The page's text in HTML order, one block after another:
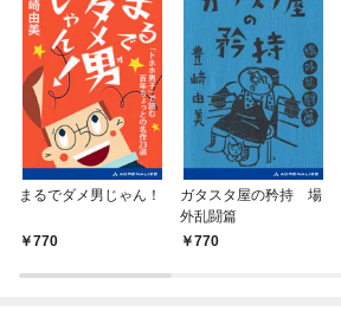
まるでダメ男じゃん！
770
ガタスタ屋の矜持 場
外乱闘篇
770